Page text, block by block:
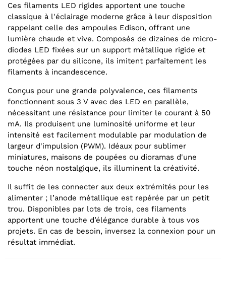
Ces filaments LED rigides apportent une touche
classique à l'éclairage moderne grâce à leur disposition
rappelant celle des ampoules Edison, offrant une
lumière chaude et vive. Composés de dizaines de micro-
diodes LED fixées sur un support métallique rigide et
protégées par du silicone, ils imitent parfaitement les
filaments à incandescence.
Conçus pour une grande polyvalence, ces filaments
fonctionnent sous 3 V avec des LED en parallèle,
nécessitant une résistance pour limiter le courant à 50
mA. Ils produisent une luminosité uniforme et leur
intensité est facilement modulable par modulation de
largeur d'impulsion (PWM). Idéaux pour sublimer
miniatures, maisons de poupées ou dioramas d'une
touche néon nostalgique, ils illuminent la créativité.
Il suffit de les connecter aux deux extrémités pour les
alimenter ; l’anode métallique est repérée par un petit
trou. Disponibles par lots de trois, ces filaments
apportent une touche d’élégance durable à tous vos
projets. En cas de besoin, inversez la connexion pour un
résultat immédiat.